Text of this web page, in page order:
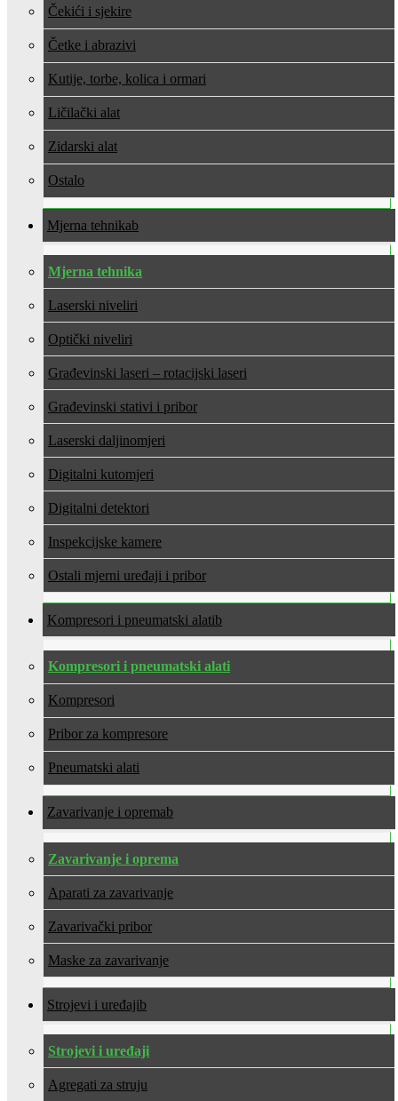
Čekići i sjekire
Četke i abrazivi
Kutije, torbe, kolica i ormari
Ličilački alat
Zidarski alat
Ostalo
Mjerna tehnika
Mjerna tehnika
Laserski niveliri
Optički niveliri
Građevinski laseri – rotacijski laseri
Građevinski stativi i pribor
Laserski daljinomjeri
Digitalni kutomjeri
Digitalni detektori
Inspekcijske kamere
Ostali mjerni uređaji i pribor
Kompresori i pneumatski alati
Kompresori i pneumatski alati
Kompresori
Pribor za kompresore
Pneumatski alati
Zavarivanje i oprema
Zavarivanje i oprema
Aparati za zavarivanje
Zavarivački pribor
Maske za zavarivanje
Strojevi i uređaji
Strojevi i uređaji
Agregati za struju